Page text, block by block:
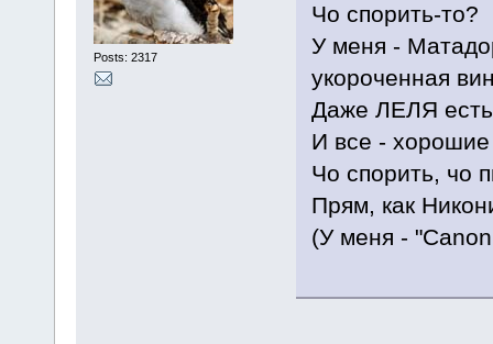
Posts: 2317
Чо спорить-то?
У меня -
укороченная
Даже ЛЕЛЯ
И все - хорошие
Чо спорить, чо
Прям, как
(У меня -